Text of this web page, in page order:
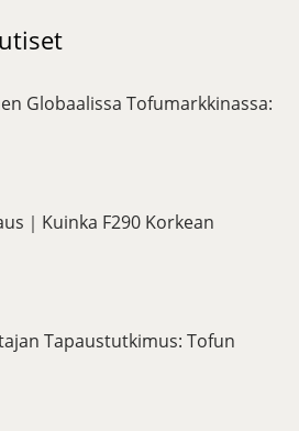
Globaalissa Tofumarkkinassa:
｜Kuinka F290 Korkean
Tapaustutkimus: Tofun